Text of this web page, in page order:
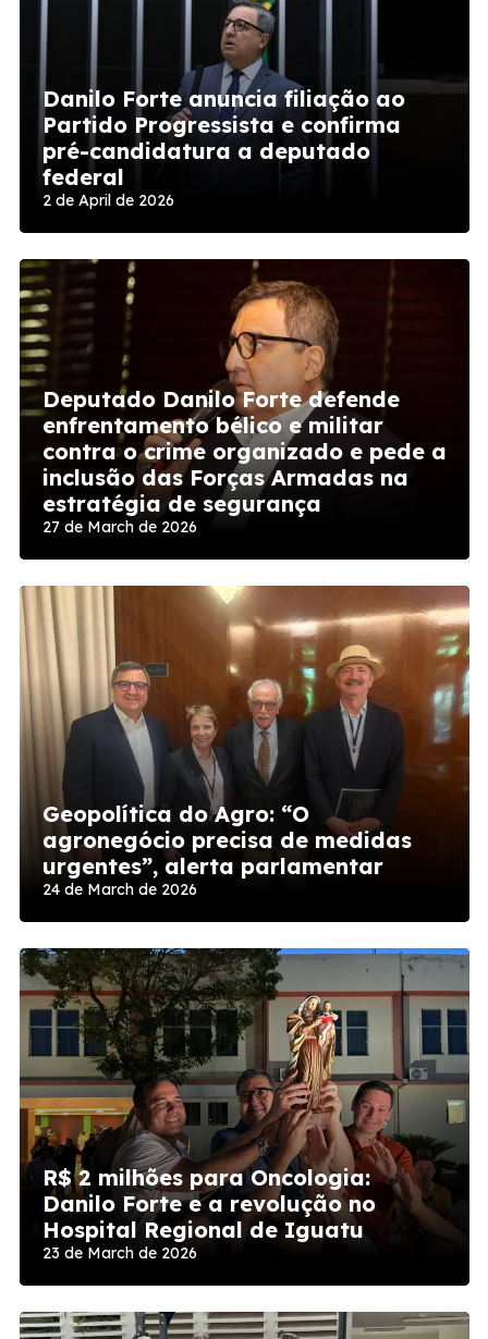
Danilo Forte anuncia filiação ao
Partido Progressista e confirma
pré-candidatura a deputado
federal
2 de April de 2026
Deputado Danilo Forte defende
enfrentamento bélico e militar
contra o crime organizado e pede a
inclusão das Forças Armadas na
estratégia de segurança
27 de March de 2026
Geopolítica do Agro: “O
agronegócio precisa de medidas
urgentes”, alerta parlamentar
24 de March de 2026
R$ 2 milhões para Oncologia:
Danilo Forte e a revolução no
Hospital Regional de Iguatu
23 de March de 2026